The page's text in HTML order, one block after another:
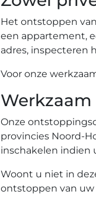
Het ontstoppen
een appartement,
adres, inspecteren
Voor onze
Onze
provincies Noord-
inschakelen indien
Woont u niet in
ontstoppen van uw